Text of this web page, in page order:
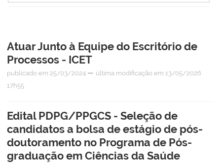
Atuar Junto à Equipe do Escritório de
Processos - ICET
publicado em 25/03/2024 — última modificação em 13/05/2026
17h55
Edital PDPG/PPGCS - Seleção de
candidatos a bolsa de estágio de pós-
doutoramento no Programa de Pós-
graduação em Ciências da Saúde